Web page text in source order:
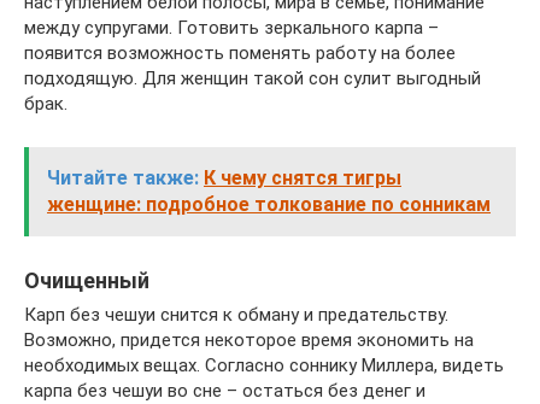
между супругами. Готовить зеркального карпа –
появится возможность поменять работу на более
подходящую. Для женщин такой сон сулит выгодный
брак.
Читайте также: К чему снятся тигры
женщине: подробное толкование по сонникам
Очищенный
Карп без чешуи снится к обману и предательству.
Возможно, придется некоторое время экономить на
необходимых вещах. Согласно соннику Миллера, видеть
карпа без чешуи во сне – остаться без денег и